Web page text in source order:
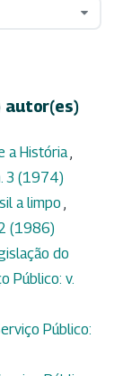
autor(es)
a História,
3 (1974)
a limpo ,
(1986)
do
Público: v.
Público: